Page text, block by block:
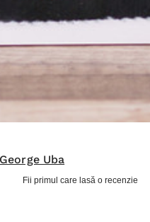
George Uba
Fii primul care lasă o recenzie